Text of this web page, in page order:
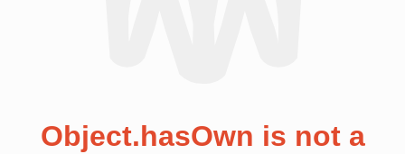
Object.hasOwn is not a